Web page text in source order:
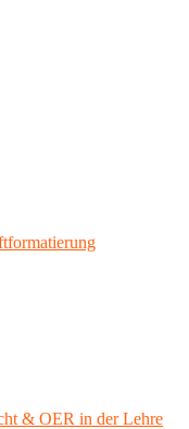
& OER in der Lehre